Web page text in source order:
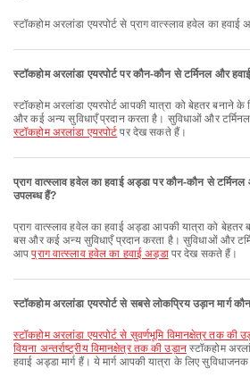
स्टॉकहोम अरलांडा एयरपोर्ट से प्राग वात्स्लाव हवेल का
स्टॉकहोम अरलांडा एयरपोर्ट पर कौन-कौन से टर्मिनल और
स्टॉकहोम अरलांडा एयरपोर्ट आपकी यात्रा को बेहतर बनाने के लिए डाइनिंग, व्हीलचेयर, शटल बस
और कई अन्य सुविधाएँ प्रदान करता है। सुविधाओं और
स्टॉकहोम अरलांडा एयरपोर्ट पर देख सकते हैं।
प्राग वात्स्लाव हवेल का हवाई अड्डा पर कौन-कौन से
उपलब्ध हैं?
प्राग वात्स्लाव हवेल का हवाई अड्डा आपकी यात्रा को बेहतर बनाने के लिए लाउंज, टैक्सी, शटल
बस और कई अन्य सुविधाएँ प्रदान करता है। सुविधाओं और
आपप्राग वात्स्लाव हवेल का हवाई अड्डापर देख सकते हैं।
स्टॉकहोम अरलांडा एयरपोर्ट से सबसे लोकप्रिय उड़ान मार्ग
स्टॉकहोम अरलांडा एयरपोर्ट से सुवर्णभूमि विमानक्षेत्र तक की
वियना अन्तर्राष्ट्रीय विमानक्षेत्र तक की उड़ानस्टॉकहोम
हवाई अड्डा मार्ग हैं। ये मार्ग आपकी यात्रा के लिए